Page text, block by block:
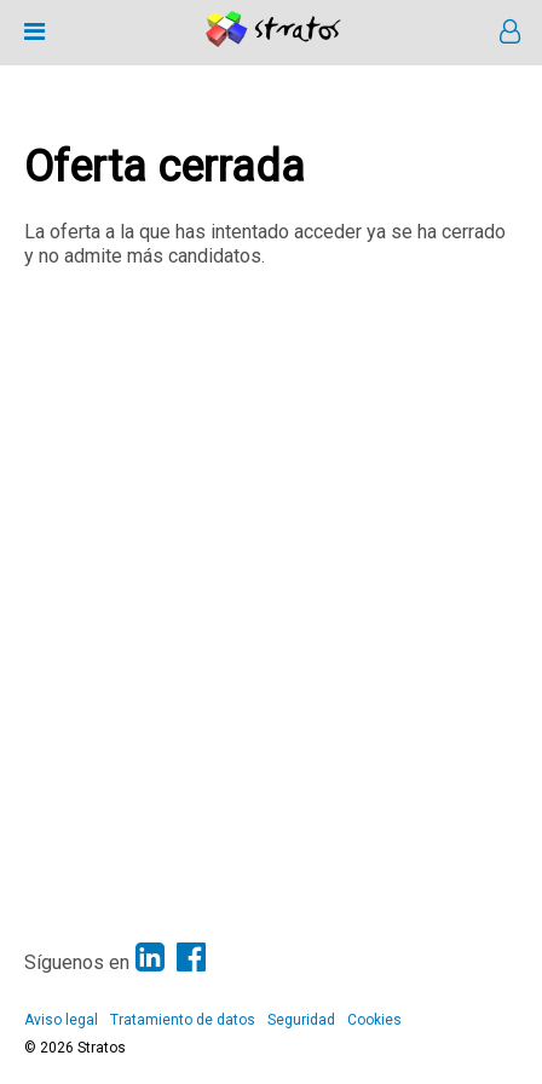
Oferta cerrada
La oferta a la que has intentado acceder ya se ha cerrado
y no admite más candidatos.
Síguenos en
Aviso legal Tratamiento de datos Seguridad
Cookies
© 2026 Stratos